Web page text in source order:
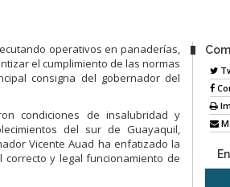
operativos en panaderías,
el cumplimiento de las normas
consigna del gobernador del
condiciones de insalubridad y
del sur de Guayaquil,
Vicente Auad ha enfatizado la
y legal funcionamiento de